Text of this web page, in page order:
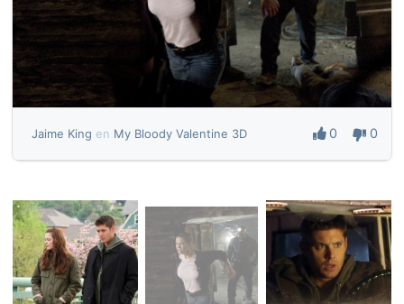
Jaime King en My Bloody Valentine 3D 0 0